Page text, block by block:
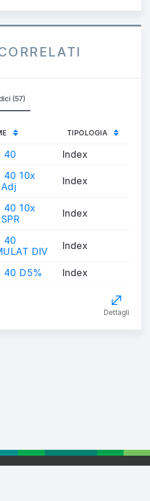
(57)
TIPOLOGIA
40 Index
40 10x
Index
40 10x
Index
40
DIV
Index
40 D5% Index
Dettagli